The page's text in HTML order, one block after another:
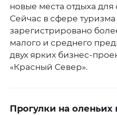
новые места отдыха
Сейчас в сфере
зарегистрировано
малого и среднего
двух ярких бизнес-
«Красный Север».
Прогулки на оленьих